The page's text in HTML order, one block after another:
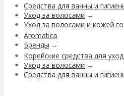
Средства для ванны и
Уход за волосами →
Уход за волосами и кожей
Aromatica
Бренды →
Корейские средства для
Уход за волосами →
Средства для ванны и